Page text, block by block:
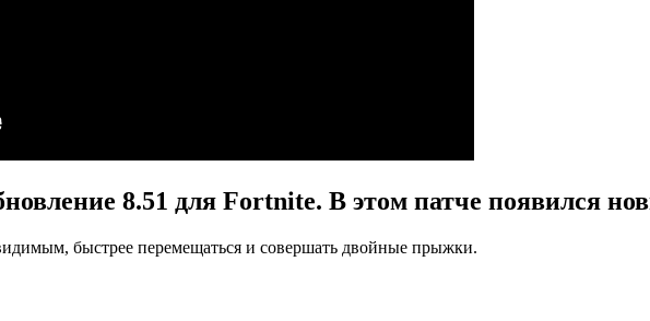
8.51 для Fortnite. В этом патче появился
быстрее перемещаться и совершать двойные прыжки.